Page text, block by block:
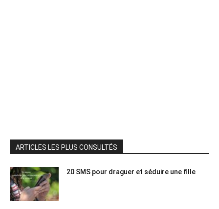
ARTICLES LES PLUS CONSULTÉS
20 SMS pour draguer et séduire une fille